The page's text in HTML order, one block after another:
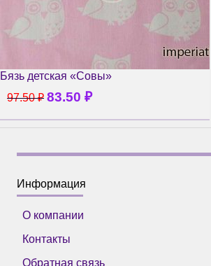
Бязь детская «Совы»
97.50₽ 83.50 ₽
Информация
О компании
Контакты
Обратная связь